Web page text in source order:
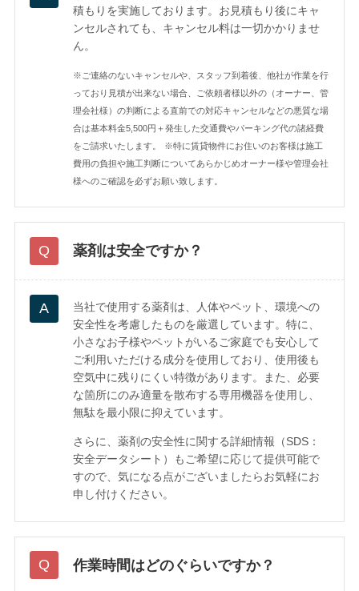
積もりを実施しております。お見積もり後にキャ
ンセルされても、キャンセル料は一切かかりませ
ん。
※ご連絡のないキャンセルや、スタッフ到着後、他社が作業を行
っており見積が出来ない場合、ご依頼者様以外の（オーナー、管
理会社様）の判断による直前での対応キャンセルなどの悪質な場
合は基本料金5,500円＋発生した交通費やパーキング代の諸経費
をご請求いたします。
※特に賃貸物件にお住いのお客様は施工
費用の負担や施工判断についてあらかじめオーナー様や管理会社
様へのご確認を必ずお願い致します。
薬剤は安全ですか？
当社で使用する薬剤は、人体やペット、環境への
安全性を考慮したものを厳選しています。特に、
小さなお子様やペットがいるご家庭でも安心して
ご利用いただける成分を使用しており、使用後も
空気中に残りにくい特徴があります。また、必要
な箇所にのみ適量を散布する専用機器を使用し、
無駄を最小限に抑えています。
さらに、薬剤の安全性に関する詳細情報（SDS：
安全データシート）もご希望に応じて提供可能で
すので、気になる点がございましたらお気軽にお
申し付けください。
作業時間はどのぐらいですか？